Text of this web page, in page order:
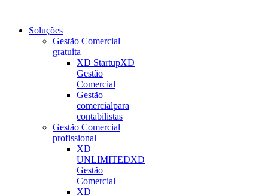
Soluções
Gestão Comercial
gratuita
XD StartupXD
Gestão
Comercial
Gestão
comercialpara
contabilistas
Gestão Comercial
profissional
XD
UNLIMITEDXD
Gestão
Comercial
XD